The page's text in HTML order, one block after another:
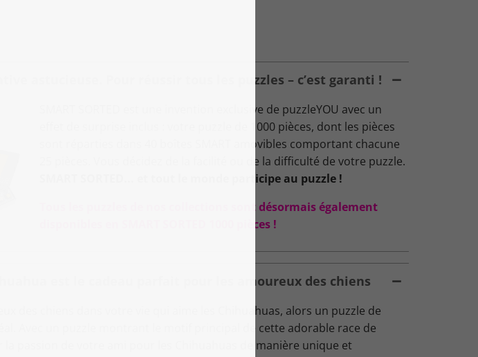
astucieuse. Pour réussir tous les puzzles – c’est garanti !
SMART SORTED est une invention exclusive de puzzleYOU avec un
effet de surprise inclus : votre puzzle de 1000 pièces, dont les pièces
sont réparties dans 40 boîtes SMART amovibles comportant chacune
25 pièces. Vous décidez de la facilité ou de la difficulté de votre puzzle.
SMART SORTED... et tout le monde participe au puzzle !
Tous les puzzles de nos collections sont désormais également
disponibles en SMART SORTED 1000 pièces !
est le cadeau parfait pour les amoureux des chiens
des chiens dans votre vie qui aime les Chihuahuas, alors un puzzle de
Avec un puzzle montrant le motif principal de cette adorable race de
la passion de votre ami pour les Chihuahuas de manière unique et